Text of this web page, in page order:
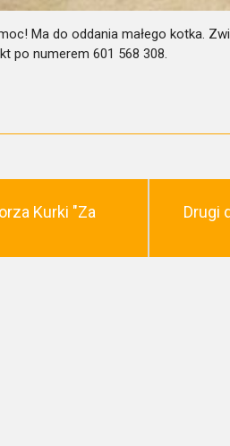
Ma do oddania małego kotka.
po numerem 601 568 308.
Kurki "Za
Drugi